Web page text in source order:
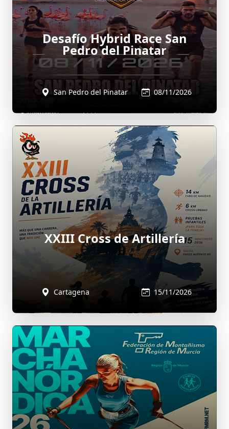
Desafío Hybrid Race San
Pedro del Pinatar
San Pedro del Pinatar 08/11/2026
XXIII Cross de Artillería
Cartagena 15/11/2026